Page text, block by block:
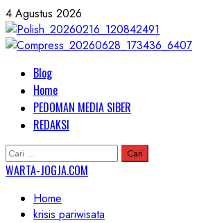
Skip
to
content
4 Agustus 2026
Primary
Menu
Blog
Home
PEDOMAN MEDIA SIBER
REDAKSI
Cari
untuk:
WARTA-JOGJA.COM
Home
krisis pariwisata